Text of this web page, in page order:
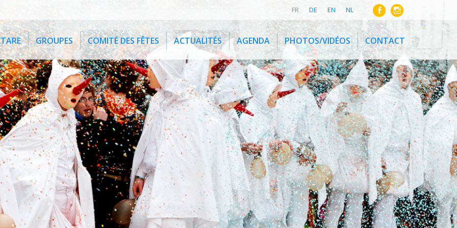
FR DE EN NL
GROUPES COMITÉ DES FÊTES ACTUALITÉS AGENDA PHOTOS/VIDÉOS CONTACT